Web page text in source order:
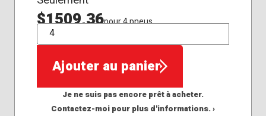
$1509,36pour 4 pneus
QTÉ
Ajouter au panier
Je ne suis pas encore prêt à acheter.
Contactez-moi pour plus d'informations. ›